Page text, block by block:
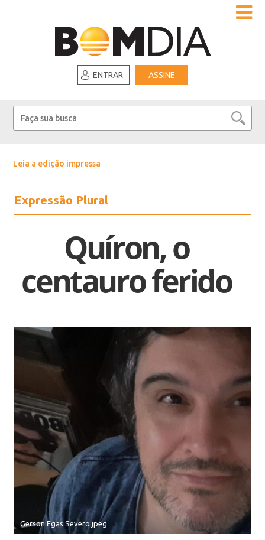
ENTRAR ASSINE
Leia a edição impressa
Expressão Plural
Quíron, o
centauro ferido
Gerson Egas Severo.jpeg